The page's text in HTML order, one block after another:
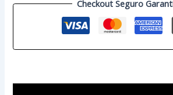
Checkout Seguro